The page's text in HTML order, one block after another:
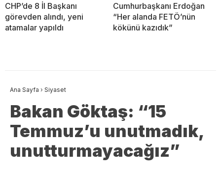
CHP’de 8 İl Başkanı
görevden alındı, yeni
atamalar yapıldı
Cumhurbaşkanı Erdoğan
“Her alanda FETÖ’nün
kökünü kazıdık”
Ana Sayfa › Siyaset
Bakan Göktaş: “15
Temmuz’u unutmadık,
unutturmayacağız”